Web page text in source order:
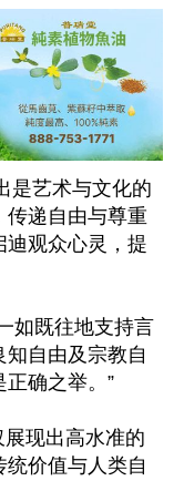
是艺术与文化的
传递自由与尊重
迪观众心灵，提
如既往地支持言
自由及宗教自
确之举。”
现出高水准的
价值与人类自